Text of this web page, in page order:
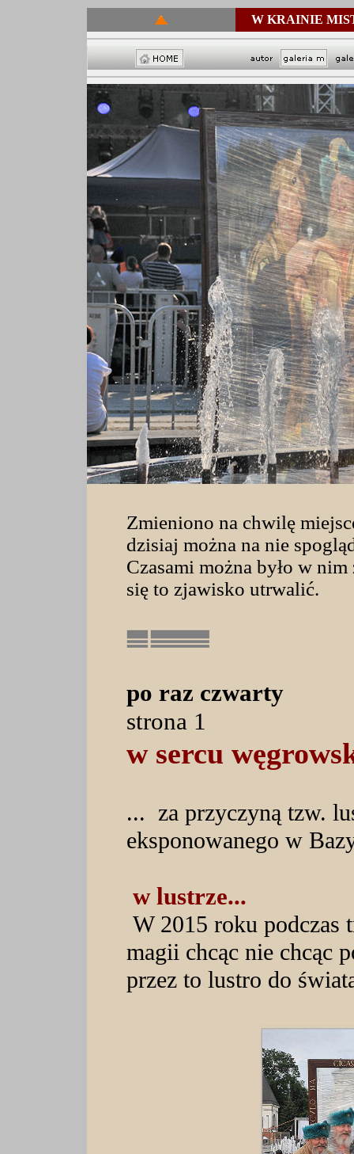
W KRAINIE
Zmieniono na chwilę
dzisiaj można na nie
Czasami można było w
się to zjawisko utrwalić.
po raz
strona 1
w sercu
... za przyczyną tzw.
eksponowanego w
w lustrze...
W 2015 roku podczas
magii chcąc nie chcąc
przez to lustro do